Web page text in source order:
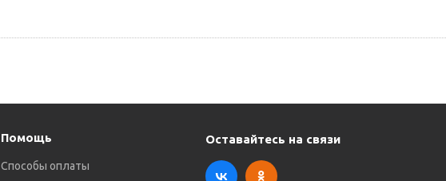
Помощь
Способы оплаты
Оставайтесь на связи